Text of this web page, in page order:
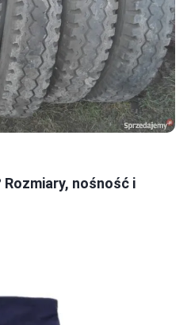
nośność i